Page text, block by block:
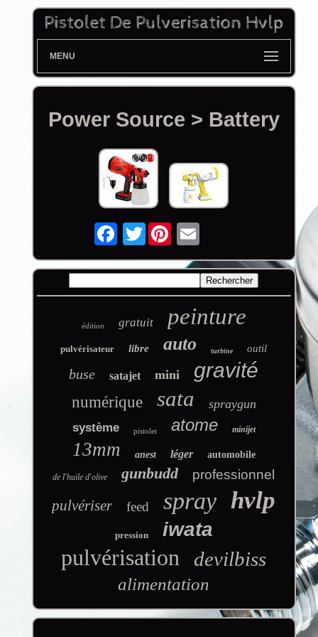
MENU
Power Source > Battery
Twitter
édition gratuit peinture
pulvérisateur libre auto turbine outil
buse satajet mini gravité
numérique sata spraygun
système pistolet atome minijet
13mm anest léger automobile
de l'huile d'olive gunbudd professionnel
pulvériser feed spray hvlp
pression iwata
pulvérisation devilbiss
alimentation